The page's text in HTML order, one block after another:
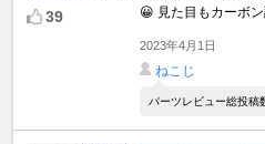
39
😀 見た目もカーボ
2023年4月1日
ねこじ
パーツレビュー総投稿